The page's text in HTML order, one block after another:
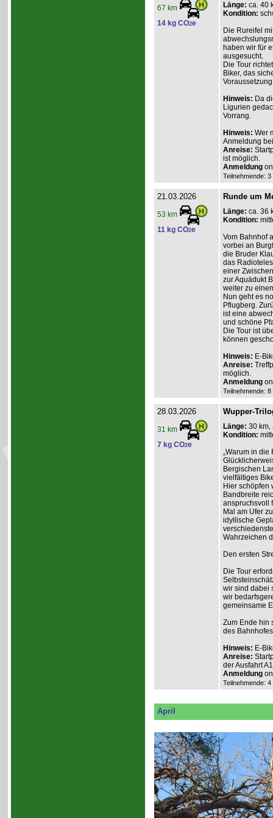
67 km
14 kg CO2e
Länge: ca. 40
Kondition:
Die Rureifel
haben wir für
ausgesucht.
Die Tour
Biker, das
Hinweis: Da
Ligurien
Vorrang.
Hinweis: Wer
Anmeldung
Anreise:
ist möglich.
Anmeldung
Teilnehmende:
21.03.2026
53 km
11 kg CO2e
Runde um
Länge: ca. 36
Kondition:
Vom Bahnhof
vorbei an
die Bruder
das
einer
zur Aquädukt
weiter zu
Nun geht es
Pflugberg.
ist eine
und schöne
Die Tour ist
können
Hinweis: E-
Anreise:
möglich.
Anmeldung
Teilnehmende:
28.03.2026
31 km
7 kg CO2e
Wupper-
Länge: 30 km,
Kondition:
„Warum in die
Bergischen
vielfältiges
Hier schöpfen
Bandbreite
anspruchsvoll
Mal am Ufer
idyllische
Wahrzeichen
Den ersten
Die Tour
wir sind dabei
wir
gemeinsame
Zum Ende hin
des
Hinweis: E-
Anreise:
der Ausfahrt
Anmeldung
Teilnehmende:
April